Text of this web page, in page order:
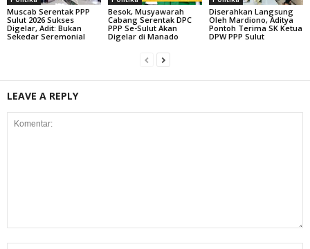
Muscab Serentak PPP
Sulut 2026 Sukses
Digelar, Adit: Bukan
Sekedar Seremonial
Besok, Musyawarah
Cabang Serentak DPC
PPP Se-Sulut Akan
Digelar di Manado
Diserahkan Langsung
Oleh Mardiono, Aditya
Pontoh Terima SK Ketua
DPW PPP Sulut
LEAVE A REPLY